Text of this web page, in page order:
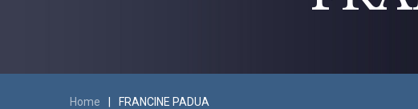
Home FRANCINE PADUA